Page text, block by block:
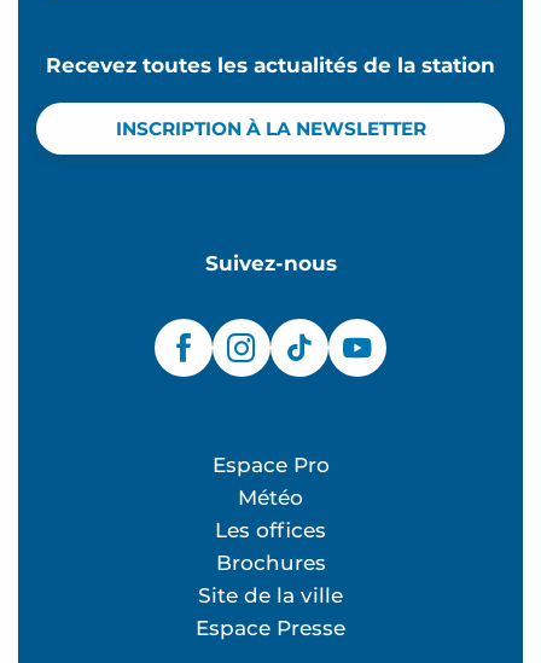
Recevez toutes les actualités de la station
INSCRIPTION À LA NEWSLETTER
Suivez-nous
Espace Pro
Météo
Les offices
Brochures
Site de la ville
Espace Presse